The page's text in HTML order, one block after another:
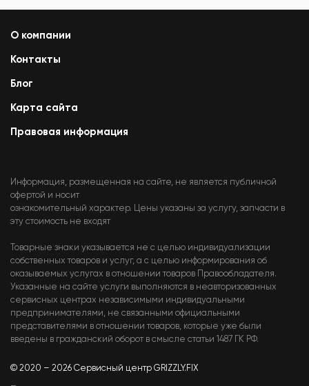
О компании
Контакты
Блог
Карта сайта
Правовая информация
Информация, размещенная на сайте, не является публичной
офертой и носит
ознакомительный характер. Цены указаны за услугу, запчасти в
эту стоимость не входят
Товарные знаки указывается не с целью индивидуализации
собственных товаров и услуг, а с целью информирования об
оказываемых услугах в отношении товаров Правообладателя.
Указанные на сайте услуги выполняются в неавторизованных
сервисных центрах независимыми индивидуальными
предпринимателями, не связанными официальными
представителями в отношении товаров, которые уже были
введены в гражданский оборот в смысле статьи 1487 ГК РФ.
© 2020 – 2026 Сервисный центр GRIZZLY.FIX